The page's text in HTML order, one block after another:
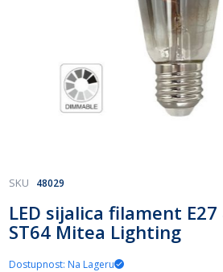
Skip
the
beginning
the
LED sijalica filament E27
ST64 Mitea Lighting
SKU 48029
Dostupnost: Na Lageru